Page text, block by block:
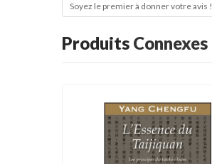
Soyez le premier à donner votre avis !
Produits Connexes